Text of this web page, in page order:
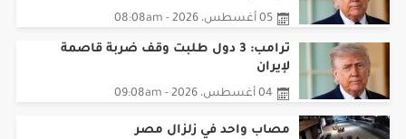
05 أغسطس، 2026 - 08:08am
ترامب: 3 دول طلبت وقف ضربة قاصمة
لإيران
04 أغسطس، 2026 - 09:08am
مصاب واحد في زلزال مصر